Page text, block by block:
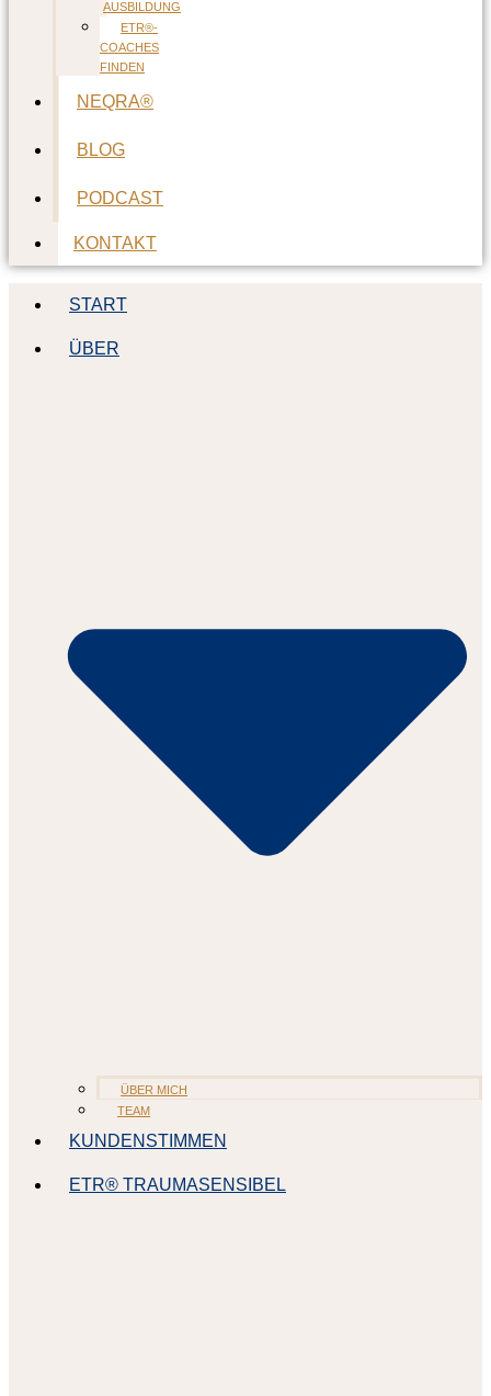
AUSBILDUNG
ETR®-
COACHES
FINDEN
NEQRA®
BLOG
PODCAST
KONTAKT
START
ÜBER
ÜBER MICH
TEAM
KUNDENSTIMMEN
ETR® TRAUMASENSIBEL